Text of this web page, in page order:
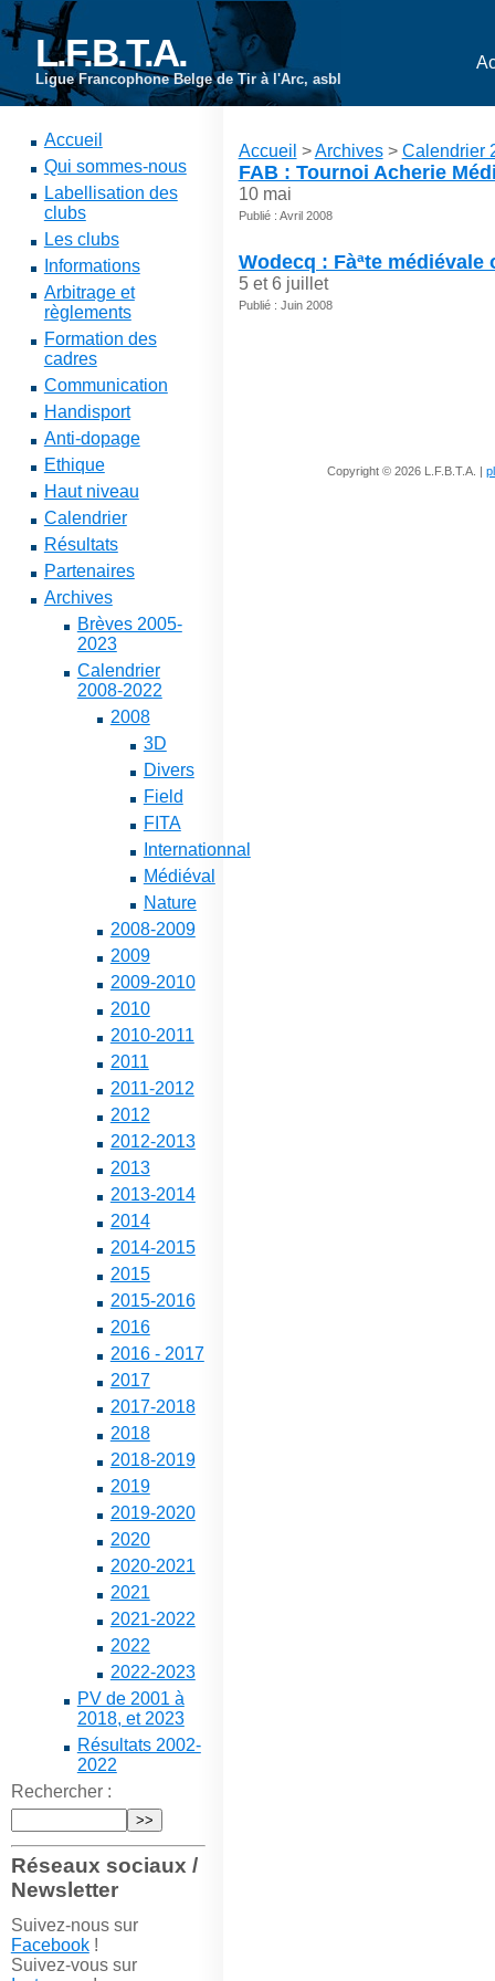
L.F.B.T.A.
Ligue Francophone Belge de Tir à l'Arc, asbl
Accueil
Qui sommes-nous
Labellisation des
clubs
Les clubs
Informations
Arbitrage et
règlements
Formation des
cadres
Communication
Handisport
Anti-dopage
Ethique
Haut niveau
Calendrier
Résultats
Partenaires
Archives
Brèves 2005-
2023
Calendrier
2008-2022
2008
3D
Divers
Field
FITA
Internationnal
Médiéval
Nature
2008-2009
2009
2009-2010
2010
2010-2011
2011
2011-2012
2012
2012-2013
2013
2013-2014
2014
2014-2015
2015
2015-2016
2016
2016 - 2017
2017
2017-2018
2018
2018-2019
2019
2019-2020
2020
2020-2021
2021
2021-2022
2022
2022-2023
PV de 2001 à
2018, et 2023
Résultats 2002-
2022
Rechercher :
Réseaux sociaux /
Newsletter
Suivez-nous sur
Facebook!
Suivez-vous sur
Accueil >Archives> Calendrier
FAB : Tournoi Acherie
10 mai
Publié : Avril 2008
Wodecq : Fàªte médiévale
5 et 6 juillet
Publié : Juin 2008
Copyright © 2026 L.F.B.T.A. |